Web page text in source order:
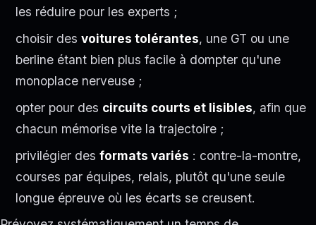
les réduire pour les experts ;
choisir desvoitures tolérantes, une GT ou une
berline étant bien plus facile à dompter qu'une
monoplace nerveuse ;
opter pour des circuits courts et lisibles, afin que
chacun mémorise vite la trajectoire ;
privilégier desformats variés : contre-la-montre,
courses par équipes, relais, plutôt qu'une seule
longue épreuve où les écarts se creusent.